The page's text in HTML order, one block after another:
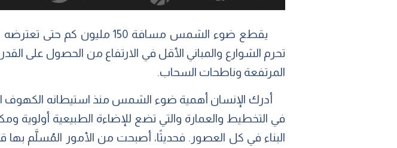
يقطع ضوء الشمس مسافة 150
تحرم الشوارع والمباني الأقل في الارتفاع من الحصول على
المرتفعة وناطحات السحاب.
أدرك الإنسان أهمية ضوء الشمس منذ استيطانه الكهوف
في التخطيط والعمارة والتي تضع للإضاءة الطبيعية أولوية
البناء في كل العصور. فحديثًا، أصبحت من الأمور المُسلَّم